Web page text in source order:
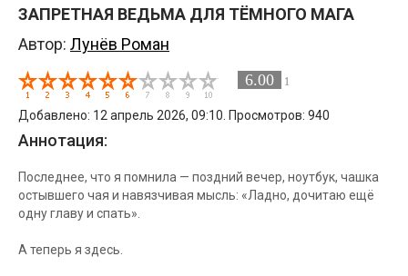
ЗАПРЕТНАЯ ВЕДЬМА ДЛЯ ТЁМНОГО МАГА
Автор: Лунёв Роман
6.00 1
Добавлено: 12 апрель 2026, 09:10. Просмотров: 940
Аннотация:
Последнее, что я помнила — поздний вечер, ноутбук, чашка
остывшего чая и навязчивая мысль: «Ладно, дочитаю ещё
одну главу и спать».
А теперь я здесь.